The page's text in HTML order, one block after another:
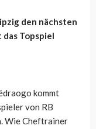
den nächsten
Topspiel
kommt
von RB
Wie Cheftrainer